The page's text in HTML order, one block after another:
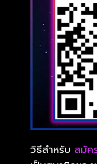
วิธีสำหรับ สมัค